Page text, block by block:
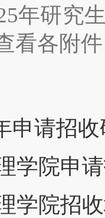
年研究
看各附
申请招
学院申
学院招